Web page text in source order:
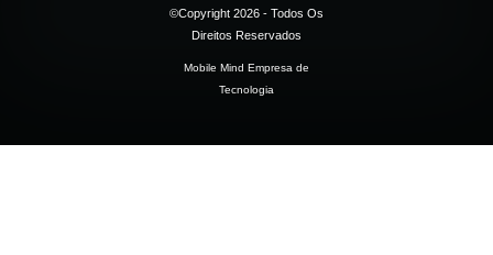
©Copyright 2026 - Todos Os
Direitos Reservados
Mobile Mind Empresa de
Tecnologia